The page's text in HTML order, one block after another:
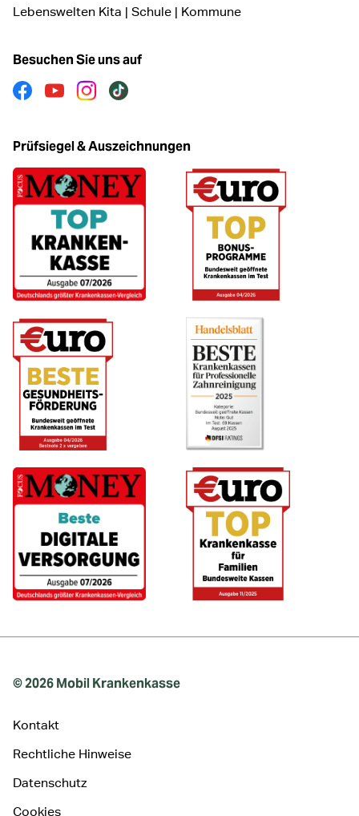
Lebenswelten Kita | Schule | Kommune
Besuchen Sie uns auf
FacebookYoutubeInstagram
Tiktok
Prüfsiegel & Auszeichnungen
© 2026 Mobil Krankenkasse
Kontakt
Rechtliche Hinweise
Datenschutz
Cookies